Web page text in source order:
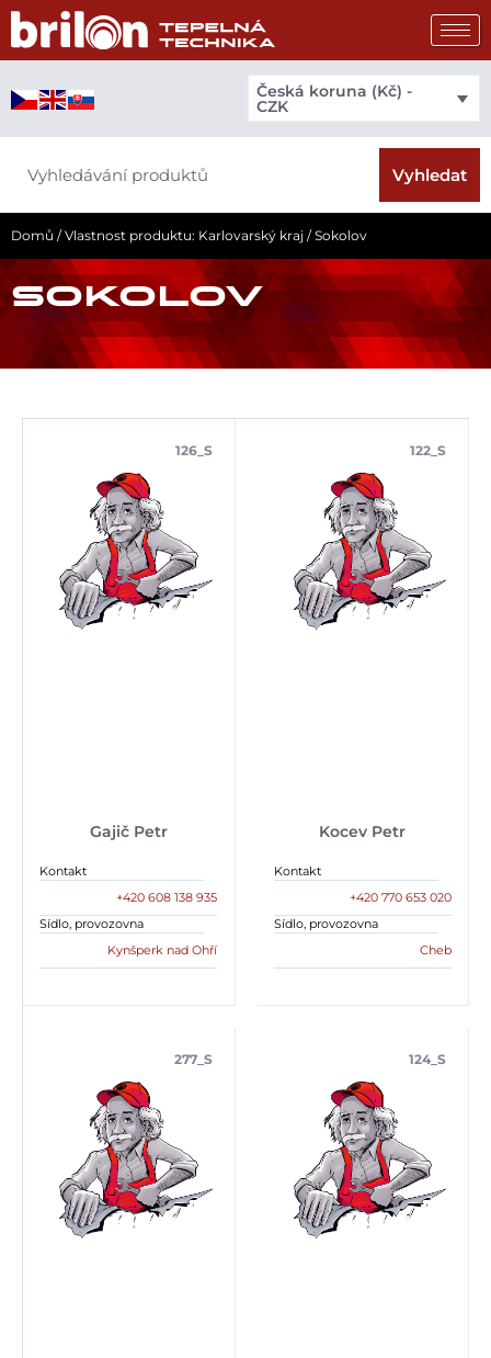
Přeskočit
obsah
Česká koruna (Kč) -
CZK
Vyhledat
Domů / Vlastnost produktu: Karlovarský kraj / Sokolov
SOKOLOV
Gajič Petr
126_S
Kontakt
+420 608 138 935
Sídlo, provozovna
Kynšperk nad Ohří
Kocev Petr
122_S
Kontakt
+420 770 653 020
Sídlo, provozovna
Cheb
277_S 124_S